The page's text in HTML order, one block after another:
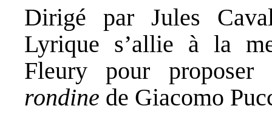
Dirigé par Jules
Lyrique s’allie à la
Fleury pour
rondine de Giacomo